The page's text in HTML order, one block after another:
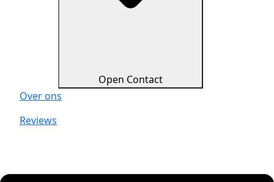
Open Contact
Over ons
Reviews